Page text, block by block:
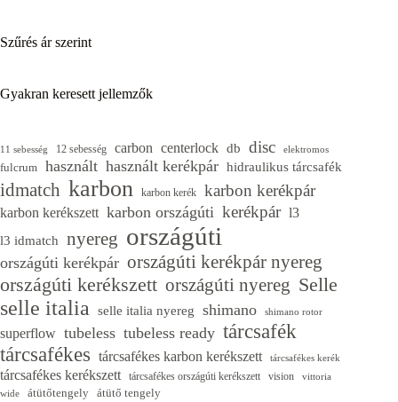
Szűrés ár szerint
Gyakran keresett jellemzők
11 sebesség 12 sebesség carbon centerlock db disc elektromos
fulcrum használt használt kerékpár hidraulikus tárcsafék
idmatch karbon karbon kerék karbon kerékpár
karbon kerékszett karbon országúti kerékpár l3
l3 idmatch nyereg országúti
országúti kerékpár országúti kerékpár nyereg
országúti kerékszett országúti nyereg Selle
selle italia selle italia nyereg shimano shimano rotor
superflow tubeless tubeless ready tárcsafék
tárcsafékes tárcsafékes karbon kerékszett tárcsafékes kerék
tárcsafékes kerékszett tárcsafékes országúti kerékszett vision
vittoria
wide
átütőtengely átütő tengely